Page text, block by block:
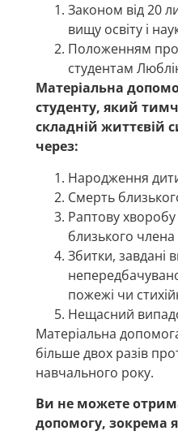
Законом від 20
вищу освіту і
Положенням про
студентам
Матеріальна
студенту, який
складній життєвій
через:
Народження
Смерть
Раптову
близького члена
Збитки, завдані
пожежі чи
Нещасний
Матеріальна
більше двох разів
навчального року.
Ви не можете
допомогу, зокрема